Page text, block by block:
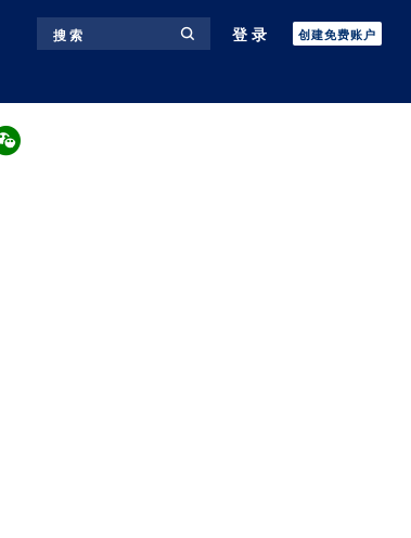
搜 索 登录 创建免费账户